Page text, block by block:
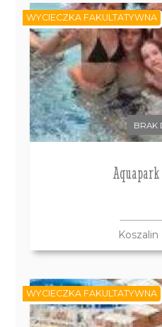
BRAK
Koszalin
WYCIECZKA FAKULTATYWNA
WYCIECZKA FAKULTATYWNA